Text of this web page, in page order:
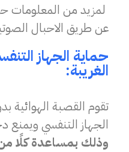
لمزيد من المعلومات
عن طريق الاحبال
حماية الجهاز
الغريبة:
تقوم القصبة الهوائية
الجهاز التنفسي
وذلك بمساعدة كلًا